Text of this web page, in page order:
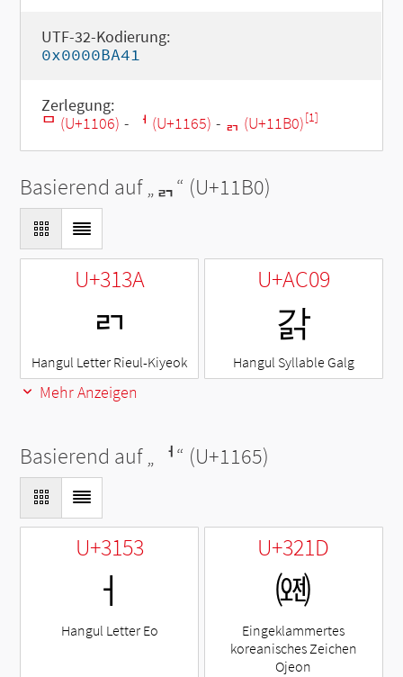
UTF-32-Kodierung:
0x0000BA41
Zerlegung:
ᄆ (U+1106) - ᅥ (U+1165) - ᆰ (U+11B0)[1]
Basierend auf „ᆰ“ (U+11B0)
U+313A
ㄺ
Hangul Letter Rieul-Kiyeok
U+AC09
갉
Hangul Syllable Galg
Mehr Anzeigen
Basierend auf „ ᅥ“ (U+1165)
U+3153
ㅓ
Hangul Letter Eo
U+321D
㈝
Eingeklammertes
koreanisches Zeichen
Ojeon